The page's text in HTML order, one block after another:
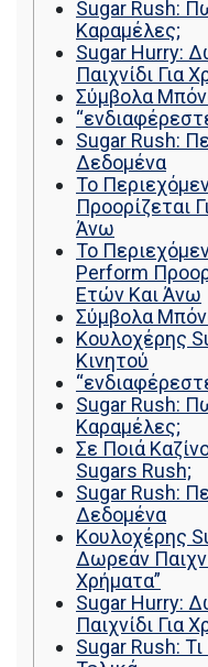
Sugar Rush:
Καραμέλες;
Sugar Hurry:
Παιχνίδι Για
Σύμβολα
Sugar Rush:
Δεδομένα
Το
Προορίζεται
Άνω
Το
Perform
Ετών Και Άνω
Σύμβολα
Κουλοχέρης
Κινητού
Sugar Rush:
Καραμέλες;
Σε Ποιά
Sugars Rush;
Sugar Rush:
Δεδομένα
Κουλοχέρης
Δωρεάν
Χρήματα”
Sugar Hurry:
Παιχνίδι Για
Sugar Rush: